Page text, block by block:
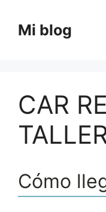
contenido
Mi blog
CAR
Cómo